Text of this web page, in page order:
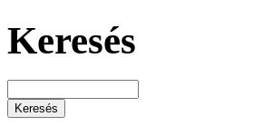
Keresés